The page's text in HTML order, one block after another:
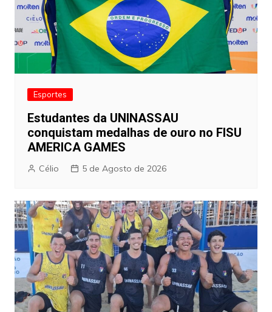
Esportes
Estudantes da UNINASSAU
conquistam medalhas de ouro no FISU
AMERICA GAMES
Célio 5 de Agosto de 2026